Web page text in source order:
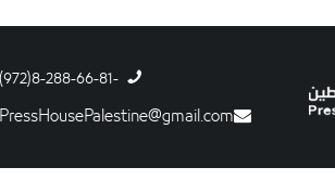
-8-288-66-81(972)
PressHousePalestine@gmail.com